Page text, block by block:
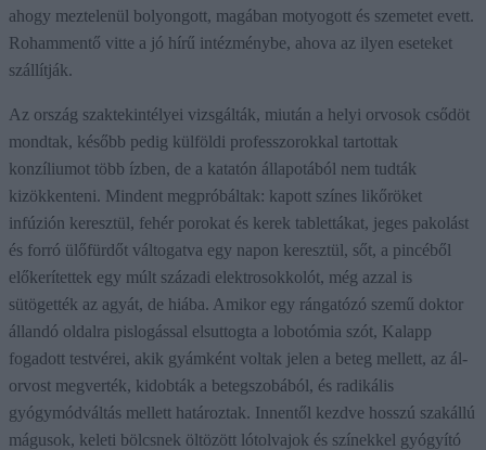
ahogy meztelenül bolyongott, magában motyogott és szemetet evett.
Rohammentő vitte a jó hírű intézménybe, ahova az ilyen eseteket
szállítják.
Az ország szaktekintélyei vizsgálták, miután a helyi orvosok csődöt
mondtak, később pedig külföldi professzorokkal tartottak
konzíliumot több ízben, de a katatón állapotából nem tudták
kizökkenteni. Mindent megpróbáltak: kapott színes likőröket
infúzión keresztül, fehér porokat és kerek tablettákat, jeges pakolást
és forró ülőfürdőt váltogatva egy napon keresztül, sőt, a pincéből
előkerítettek egy múlt századi elektrosokkolót, még azzal is
sütögették az agyát, de hiába. Amikor egy rángatózó szemű doktor
állandó oldalra pislogással elsuttogta a lobotómia szót, Kalapp
fogadott testvérei, akik gyámként voltak jelen a beteg mellett, az ál-
orvost megverték, kidobták a betegszobából, és radikális
gyógymódváltás mellett határoztak. Innentől kezdve hosszú szakállú
mágusok, keleti bölcsnek öltözött lótolvajok és színekkel gyógyító